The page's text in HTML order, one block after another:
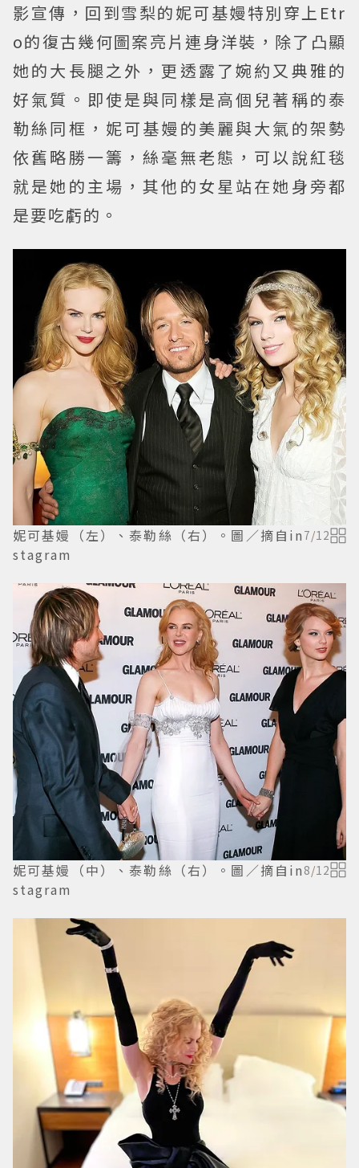
影宣傳，回到雪梨的妮可基嫚特別穿上Etr
o的復古幾何圖案亮片連身洋裝，除了凸顯
她的大長腿之外，更透露了婉約又典雅的
好氣質。即使是與同樣是高個兒著稱的泰
勒絲同框，妮可基嫚的美麗與大氣的架勢
依舊略勝一籌，絲毫無老態，可以說紅毯
就是她的主場，其他的女星站在她身旁都
是要吃虧的。
妮可基嫚（左）、泰勒絲（右）。圖／摘自in
stagram
7/12
妮可基嫚（中）、泰勒絲（右）。圖／摘自in
stagram
8/12